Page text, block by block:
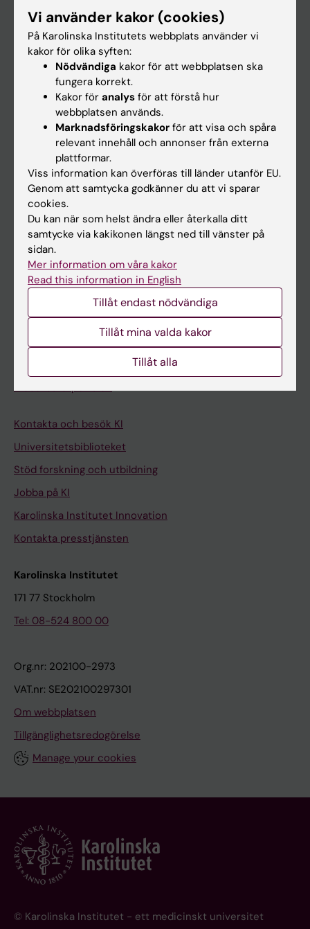
Forskarutbildning
Forskning
Om KI
På gång
Nyheter
Kalender
Student
Ladok
Canvas
Schema
Studentmejlen
Kurs- och programwebbar
Student på KI
Medarbetarportalen
Kontakta och besök KI
Universitetsbiblioteket
Stöd forskning och utbildning
Jobba på KI
Karolinska Institutet Innovation
Kontakta presstjänsten
Karolinska Institutet
171 77 Stockholm
Tel: 08-524 800 00
Org.nr: 202100-2973
VAT.nr: SE202100297301
Om webbplatsen
Tillgänglighetsredogörelse
Manage your cookies
© Karolinska Institutet - ett medicinskt universitet
Vi använder kakor (cookies)
På Karolinska Institutets webbplats använder vi
kakor för olika syften:
Nödvändiga kakor för att webbplatsen ska
fungera korrekt.
Kakor för analys för att förstå hur
webbplatsen används.
Marknadsföringskakor för att visa och spåra
relevant innehåll och annonser från externa
plattformar.
Viss information kan överföras till länder utanför EU.
Genom att samtycka godkänner du att vi sparar
cookies.
Du kan när som helst ändra eller återkalla ditt
samtycke via kakikonen längst ned till vänster på
sidan.
Mer information om våra kakor
Read this information in English
Tillåt endast nödvändiga
Tillåt mina valda kakor
Tillåt alla